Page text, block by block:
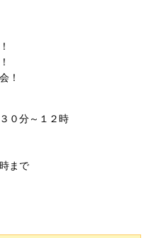
！
０分～１２時
まで